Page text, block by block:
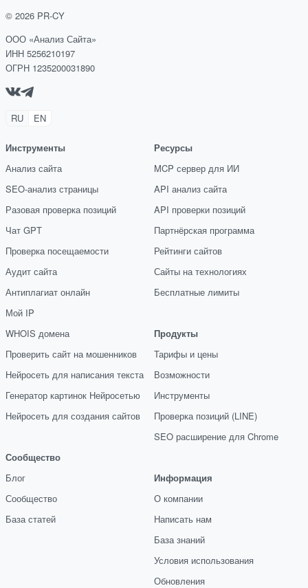
© 2026 PR-CY
ООО «Анализ Сайта»
ИНН 5256210197
ОГРН 1235200031890
RU EN
Инструменты
Анализ сайта
SEO-анализ страницы
Разовая проверка позиций
Чат GPT
Проверка посещаемости
Аудит сайта
Антиплагиат онлайн
Мой IP
WHOIS домена
Проверить сайт на мошенников
Нейросеть для написания текста
Генератор картинок Нейросетью
Нейросеть для создания сайтов
Сообщество
Блог
Сообщество
База статей
Ресурсы
MCP сервер для ИИ
API анализ сайта
API проверки позиций
Партнёрская программа
Рейтинги сайтов
Сайты на технологиях
Бесплатные лимиты
Продукты
Тарифы и цены
Возможности
Инструменты
Проверка позиций (LINE)
SEO расширение для Chrome
Информация
О компании
Написать нам
База знаний
Условия использования
Обновления